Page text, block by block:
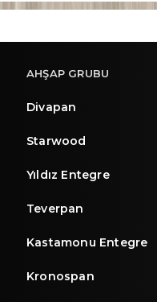
AHŞAP GRUBU
Divapan
Starwood
Yıldız Entegre
Teverpan
Kastamonu Entegre
Kronospan